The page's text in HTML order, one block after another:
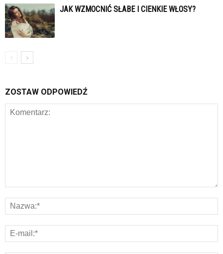
JAK WZMOCNIĆ SŁABE I CIENKIE WŁOSY?
ZOSTAW ODPOWIEDŹ